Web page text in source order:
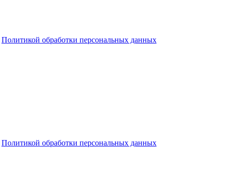
Политикой обработки персональных данных
Политикой обработки персональных данных